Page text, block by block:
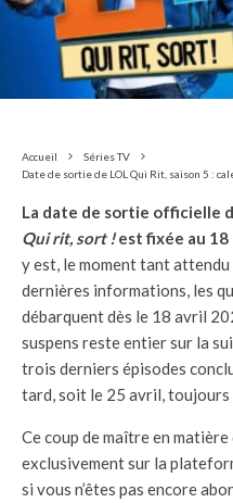
Accueil
Séries TV
Date de sortie de LOL Qui Rit, saison 5 :
La date de sortie officielle
Qui rit, sort !est fixée au 18
y est, le moment tant
dernières informations, les
débarquent dès le 18 avril
suspens reste entier sur la
trois derniers épisodes
tard, soit le 25 avril, toujours
Ce coup de maître en
exclusivement sur la
si vous n’êtes pas encore